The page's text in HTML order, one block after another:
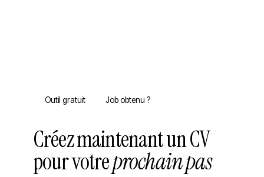
Outil gratuit Job obtenu ?
Créez maintenant un CV
pour votreprochain pas